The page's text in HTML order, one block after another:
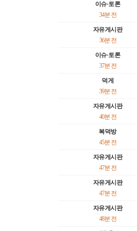
이슈·토론
34분 전
자유게시판
36분 전
이슈·토론
37분 전
덕게
39분 전
자유게시판
40분 전
복덕방
45분 전
자유게시판
47분 전
자유게시판
47분 전
자유게시판
48분 전